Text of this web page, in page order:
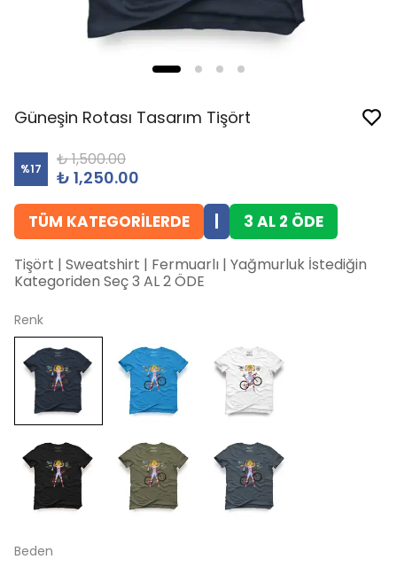
Güneşin Rotası Tasarım Tişört
%17 ₺ 1,500.00
₺ 1,250.00
TÜM KATEGORİLERDE 3 AL 2 ÖDE
Tişört | Sweatshirt | Fermuarlı | Yağmurluk İstediğin
Kategoriden Seç 3 AL 2 ÖDE
Renk
Beden